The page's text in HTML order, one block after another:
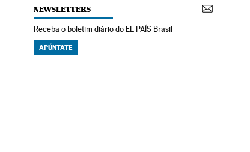
NEWSLETTERS
Receba o boletim diário do EL PAÍS Brasil
APÚNTATE